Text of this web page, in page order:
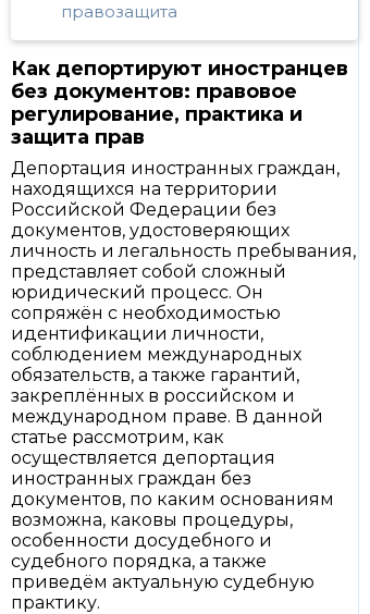
правозащита
Как депортируют иностранцев
без документов: правовое
регулирование, практика и
защита прав
Депортация иностранных граждан,
находящихся на территории
Российской Федерации без
документов, удостоверяющих
личность и легальность пребывания,
представляет собой сложный
юридический процесс. Он
сопряжён с необходимостью
идентификации личности,
соблюдением международных
обязательств, а также гарантий,
закреплённых в российском и
международном праве. В данной
статье рассмотрим, как
осуществляется депортация
иностранных граждан без
документов, по каким основаниям
возможна, каковы процедуры,
особенности досудебного и
судебного порядка, а также
приведём актуальную судебную
практику.